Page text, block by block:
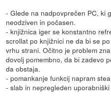
- Glede na nadpovprečen PC, ki
neodziven in počasen.
- knjižnica iger se konstantno
scrollat po knjižnici ne da bi se
vrhu strani. Očitno je problem
dovolj pomembno, da bi zadevo
da obstaja.
- pomankanje funkcij napram
- slab in nepregleden uporabniški